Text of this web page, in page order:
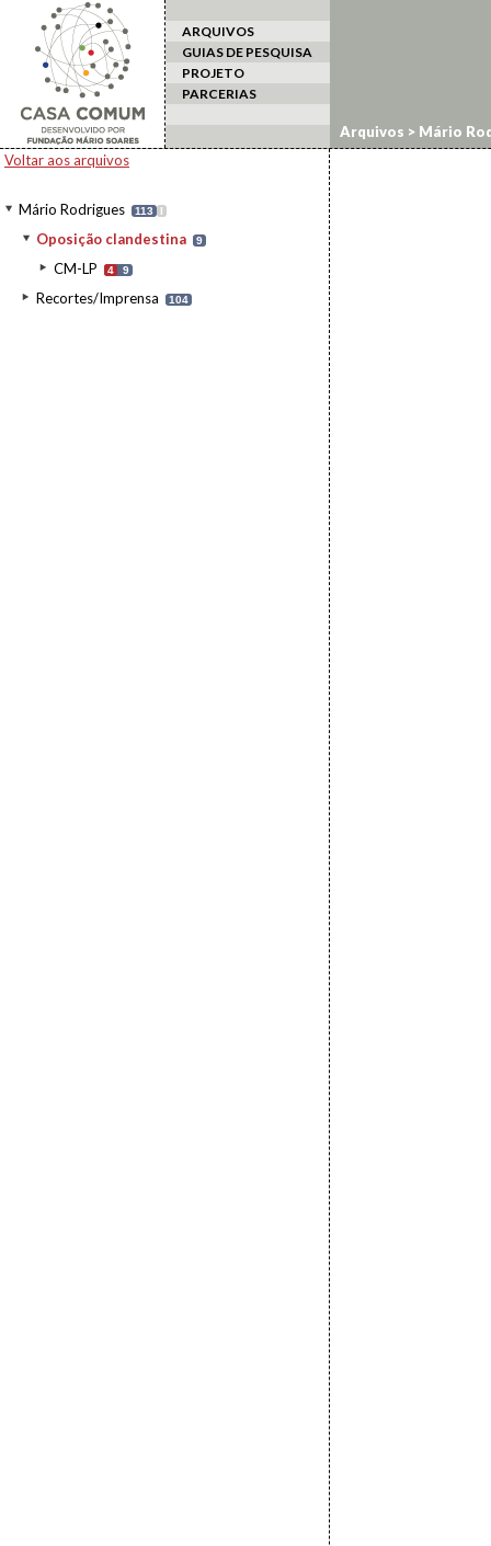
ARQUIVOS
GUIAS DE PESQUISA
PROJETO
PARCERIAS
Voltar aos arquivos
Mário Rodrigues 113 I
Oposição clandestina 9
CM-LP 4 9
Recortes/Imprensa 104
Arquivos > Mário